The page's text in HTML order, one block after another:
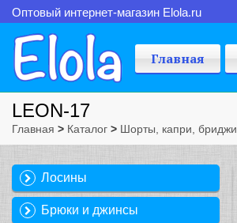
Оптовый интернет-магазин Elola.ru
Главная
LEON-17
Главная > Каталог > Шорты, капри, бриджи
Лосины
Брюки и джинсы